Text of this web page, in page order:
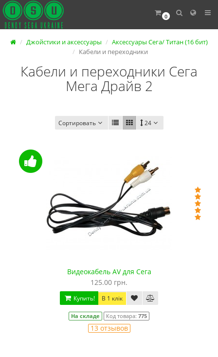
0
Джойстики и аксессуары
Аксессуары Сега/ Титан (16 бит)
Кабели и переходники
Кабели и переходники Сега
Мега Драйв 2
Сортировать 24
Видеокабель AV для Сега
125.00 грн.
Купить! В 1 клік
На складе Код товара: 775
13 отзывов